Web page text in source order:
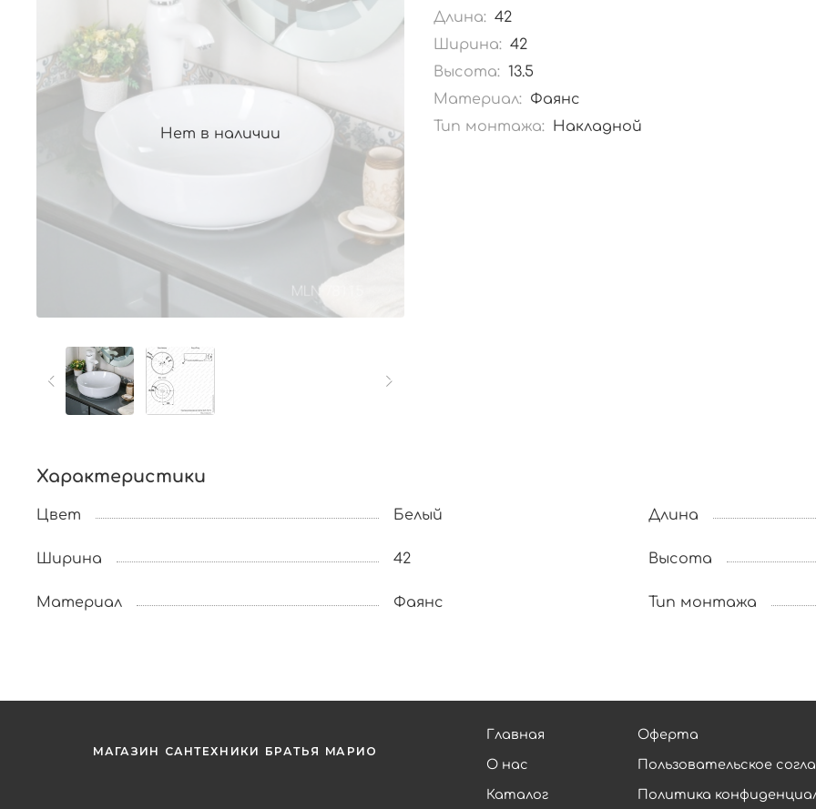
Нет в наличии
Длина: 42
Ширина: 42
Высота: 13.5
Материал: Фаянс
Тип монтажа:
Накладной
Характеристики
Цвет Белый Длина
Ширина 42 Высота
Материал Фаянс Тип монтажа
Главная
О нас
Каталог
Оферта
Пользовательское
Политика
МАГАЗИН САНТЕХНИКИ БРАТЬЯ МАРИО